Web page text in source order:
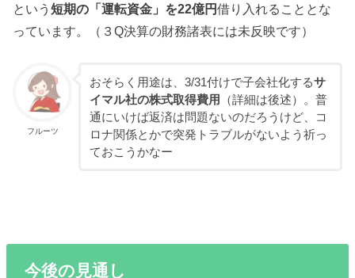
という短期の「運転資金」を22億円借り入れることとな
っています。（３Q決算の財務諸表には未反映です）
フルーツ
おそらく用途は、3/31付けで子会社化するサ
イマル社の株式取得費用
（詳細は後述）。普
通にいけば返済は問題ないのだろうけど、コ
ロナ関係とかで突発トラブルがないよう祈っ
ておこうかなー
今後の見通し